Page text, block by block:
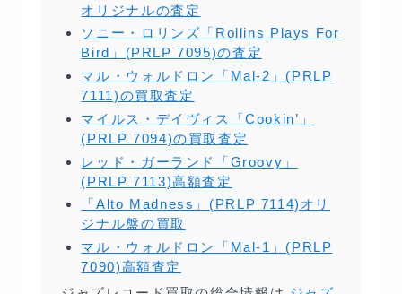
オリジナルの査定
ソニー・ロリンズ「Rollins Plays For
Bird」(PRLP 7095)の査定
マル・ウォルドロン「Mal-2」(PRLP
7111)の買取査定
マイルス・デイヴィス「Cookin’」
(PRLP 7094)の買取査定
レッド・ガーランド「Groovy」
(PRLP 7113)高額査定
「Alto Madness」(PRLP 7114)オリ
ジナル盤の買取
マル・ウォルドロン「Mal-1」(PRLP
7090)高額査定